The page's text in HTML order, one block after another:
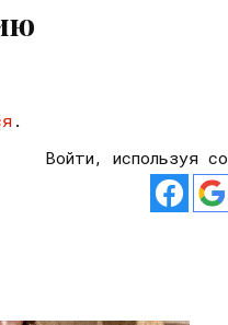
.
Войти, используя